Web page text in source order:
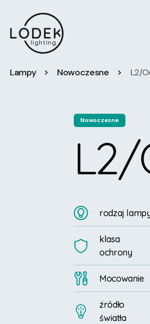
Lampy Nowoczesne L2/
Nowoczesne
rodzaj
klasa
ochrony
Mocowanie
źródło
światła